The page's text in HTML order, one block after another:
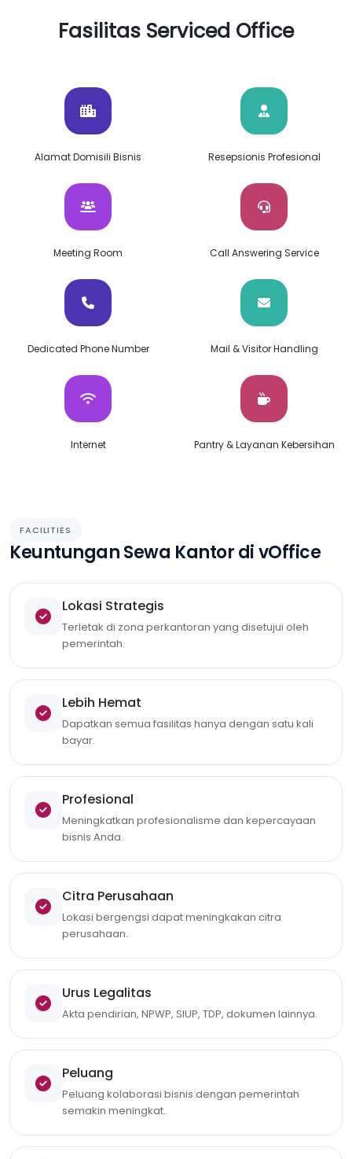
Fasilitas Serviced Office
Alamat Domisili Bisnis Resepsionis Profesional
Meeting Room Call Answering Service
Dedicated Phone Number Mail & Visitor Handling
Internet Pantry & Layanan Kebersihan
FACILITIES
Keuntungan Sewa Kantor di vOffice
Lokasi Strategis
Terletak di zona perkantoran yang disetujui oleh
pemerintah.
Lebih Hemat
Dapatkan semua fasilitas hanya dengan satu kali
bayar.
Profesional
Meningkatkan profesionalisme dan kepercayaan
bisnis Anda.
Citra Perusahaan
Lokasi bergengsi dapat meningkakan citra
perusahaan.
Urus Legalitas
Akta pendirian, NPWP, SIUP, TDP, dokumen lainnya.
Peluang
Peluang kolaborasi bisnis dengan pemerintah
semakin meningkat.